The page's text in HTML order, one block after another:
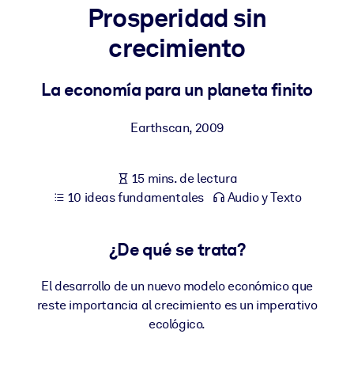
Para LMS/LXP
Integre conocimientos verificados y breves en su LMS/LXP para
obtener mejores resultados de aprendizaje.
Para bibliotecas corporativas
empresariales confiables y listos para usar.
Para sistemas de IA
estructurados para mejorar los resultados.
Prosperidad sin
crecimiento
La economía para un planeta finito
Earthscan, 2009
15 mins. de lectura
10 ideas fundamentales
Audio y Texto
¿De qué se trata?
El desarrollo de un nuevo modelo económico que
reste importancia al crecimiento es un imperativo
ecológico.